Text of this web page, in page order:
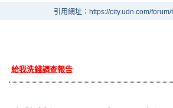
引用網址：https://city.udn.com/
給我洗錢調查報告